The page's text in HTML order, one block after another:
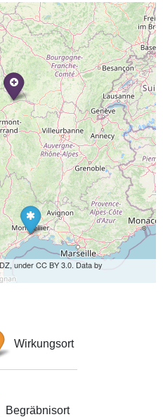
under CC BY 3.0. Data by
Wirkungsort
Begräbnisort